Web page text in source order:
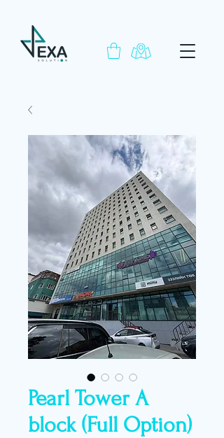
Pearl Tower A
block (Full Option)